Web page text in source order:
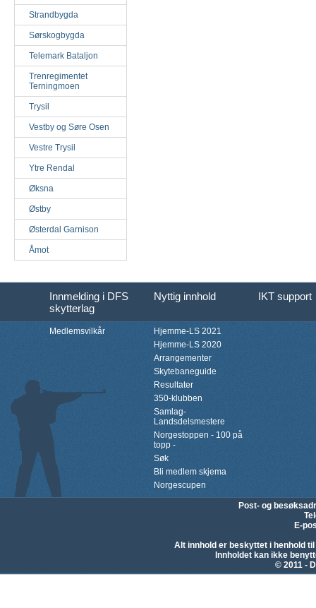
Strandbygda
Sørskogbygda
Telemark Bataljon
Trenregimentet
Terningmoen
Trysil
Vestby og Søre Osen
Vestre Trysil
Ytre Rendal
Øksna
Østby
Østerdal Garnison
Åmot
Innmelding i DFS
skytterlag
Nyttig innhold IKT support
Medlemsvilkår
Hjemme-LS 2021
Hjemme-LS 2020
Arrangementer
Skytebaneguide
Resultater
350-klubben
Samlag-
Landsdelsmestere
Norgestoppen - 100 på
topp -
Søk
Bli medlem skjema
Norgescupen
Post- og
E-
Alt innhold er beskyttet i henhold
Innholdet kan ikke
© 2011 -